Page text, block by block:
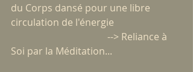
du Corps dansé pour une libre
circulation de l'énergie
Soi par la Méditation...